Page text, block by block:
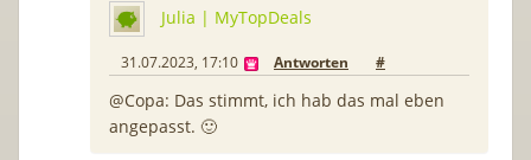
Julia | MyTopDeals
31.07.2023, 17:10 Antworten #
@Copa: Das stimmt, ich hab das mal eben
angepasst. 🙂